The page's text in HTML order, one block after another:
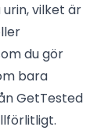
vilket är
du gör
bara
GetTested